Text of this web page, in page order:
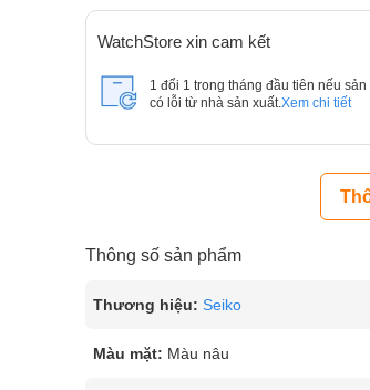
WatchStore xin cam kết
1 đổi 1 trong tháng đầu tiên nếu sản
có lỗi từ nhà sản xuất. Xem chi tiết
Thông số sản phẩm
Thương hiệu: Seiko
Màu mặt: Màu nâu